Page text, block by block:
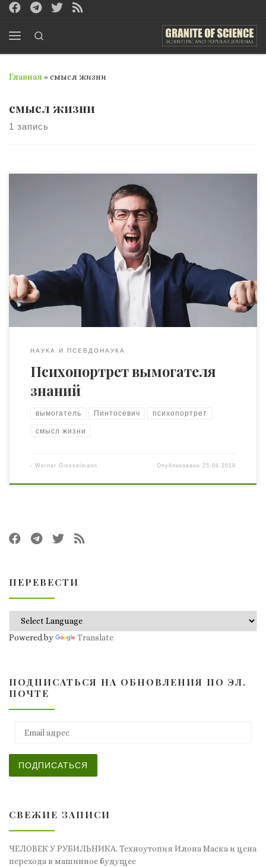
Перейти к содержимому
Главная » смысл жизни
смысл жизни
1 запись
Как ученый, профессор Хайдельбергского
университета, доктор философских и исторических
наук я, Вернер Гиссельманн, читая письмо, написанное
мне генеральным директором холдинга в г. Киев
(Украина) о беседе с соискателем на топовую должность
в его компанию после тренинга у Ицхака Пинтосевича,
услышал множество жалоб с его стороны и пришел в
полное негодование […]
НАУКА И ПСЕВДОНАУКА
Психопортрет вымогателя
знаний
вымогатель Пинтосевич психопортрет
смысл жизни
- Werner Giesselmann Опубликовано 25.04.2019
ПЕРЕВЕСТИ
Powered by Translate
ПОДПИСАТЬСЯ НА ОБНОВЛЕНИЯ ПО ЭЛ.
ПОЧТЕ
ПОДПИСАТЬСЯ
СВЕЖИЕ ЗАПИСИ
ЧЕЛОВЕК У РУБИЛЬНИКА. Техноутопия Илона Маска и цена
перехода в машинное будущее